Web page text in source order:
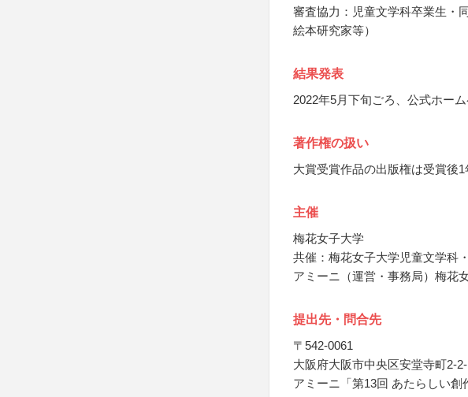
審査協力：児童文学科卒業生・
絵本研究家等）
結果発表
2022年5月下旬ごろ、公式ホー
著作権の扱い
大賞受賞作品の出版権は受賞後
主催
梅花女子大学
共催：梅花女子大学児童文学科
アミーニ（運営・事務局）梅花
提出先・問合先
〒542-0061
大阪府大阪市中央区安堂寺町2-
アミーニ「第13回 あたらしい創